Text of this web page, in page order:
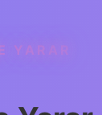
YARAR